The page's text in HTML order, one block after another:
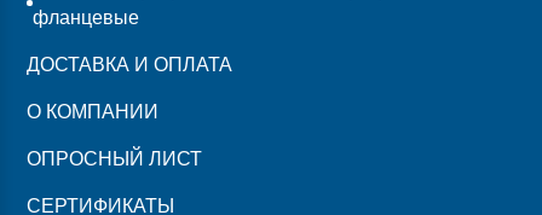
фланцевые
ДОСТАВКА И ОПЛАТА
О КОМПАНИИ
ОПРОСНЫЙ ЛИСТ
СЕРТИФИКАТЫ